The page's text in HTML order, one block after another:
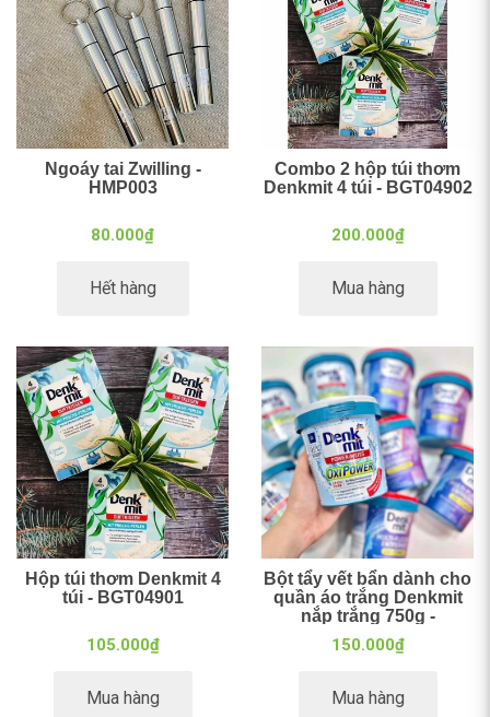
Ngoáy tai Zwilling -
HMP003
80.000₫
Hết hàng
Combo 2 hộp túi thơm
Denkmit 4 túi - BGT04902
200.000₫
Mua hàng
Hộp túi thơm Denkmit 4
túi - BGT04901
105.000₫
Mua hàng
Bột tẩy vết bẩn dành cho
quần áo trắng Denkmit
nắp trắng 750g -
BGT028012
150.000₫
Mua hàng